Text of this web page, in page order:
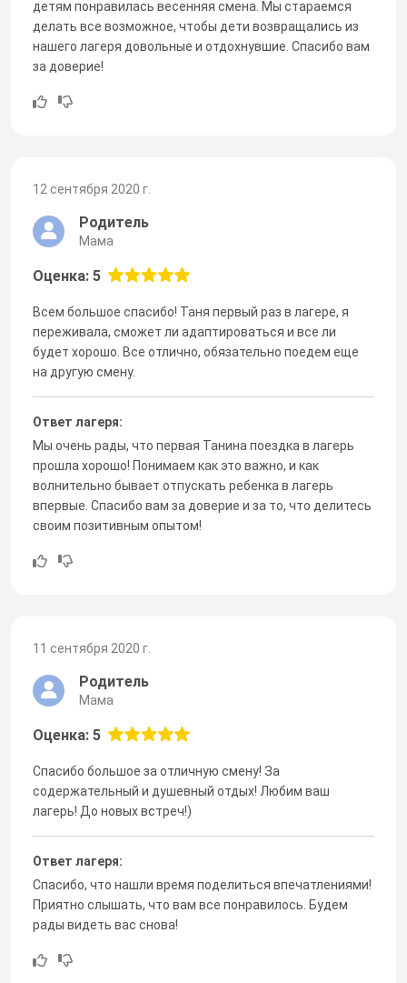
детям понравилась весенняя смена. Мы стараемся
делать все возможное, чтобы дети возвращались из
нашего лагеря довольные и отдохнувшие. Спасибо вам
за доверие!
12 сентября 2020 г.
Родитель
Мама
Оценка: 5
Всем большое спасибо! Таня первый раз в лагере, я
переживала, сможет ли адаптироваться и все ли
будет хорошо. Все отлично, обязательно поедем еще
на другую смену.
Ответ лагеря:
Мы очень рады, что первая Танина поездка в лагерь
прошла хорошо! Понимаем как это важно, и как
волнительно бывает отпускать ребенка в лагерь
впервые. Спасибо вам за доверие и за то, что делитесь
своим позитивным опытом!
11 сентября 2020 г.
Родитель
Мама
Оценка: 5
Спасибо большое за отличную смену! За
содержательный и душевный отдых! Любим ваш
лагерь! До новых встреч!)
Ответ лагеря:
Спасибо, что нашли время поделиться впечатлениями!
Приятно слышать, что вам все понравилось. Будем
рады видеть вас снова!